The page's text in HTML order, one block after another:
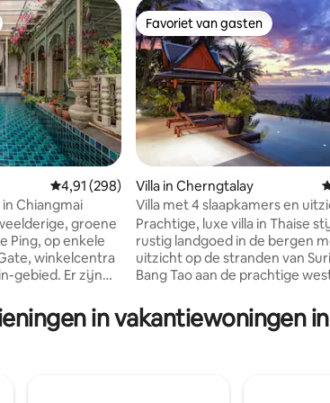
5, 184 recensies
Gemiddelde beoordeling van 4,91 op 5, 298
4,91 (298)
in Chiangmai
groene
Ping, op enkele
winkelcentra
Er zijn
en
perfecte uitje
Favoriet van gasten
Favoriet van gasten
Villa in Cherngtalay
Villa met 4 slaapkamers en
zee op de heuvel, Phuket
Prachtige, luxe villa in Thaise
rustig landgoed in de bergen
uitzicht op de stranden van
Bang Tao aan de prachtige
slaapkamers met kingsize
badkamers. Volledig ingericht en
in vakantiewoningen